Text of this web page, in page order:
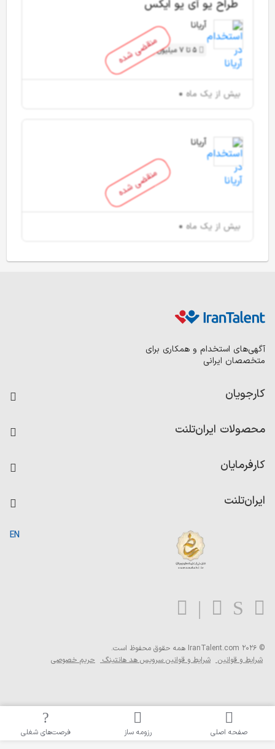
منقضی شده
طراح یو آی یو ایکس
آریانا
5 تا 7 میلیون تومان
بیش از یک ماه
منقضی شده
آریانا
بیش از یک ماه
آگهی‌های استخدام و همکاری برای
متخصصان ایرانی
کارجویان
رزومه ساز
امتیاز شرکت‌ها
محصولات ایران‌تلنت
کاردیکس
کارفرمایان
ایران‌تلنت
بلاگ
EN
© 2026 IranTalent.com
همه حقوق محفوظ است.
شرایط و قوانین
شرایط و قوانین سرویس هد هانتینگ حریم خصوصی
صفحه اصلی رزومه ساز فرصت‌های شغلی